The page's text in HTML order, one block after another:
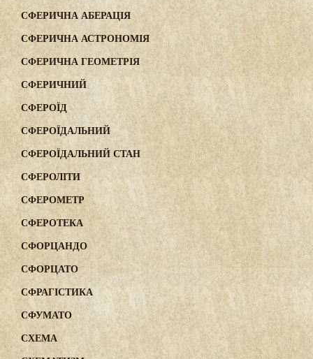
СФЕРИЧНА АБЕРАЦІЯ
СФЕРИЧНА АСТРОНОМІЯ
СФЕРИЧНА ГЕОМЕТРІЯ
СФЕРИЧНИЙ
СФЕРОЇД
СФЕРОЇДАЛЬНИЙ
СФЕРОЇДАЛЬНИЙ СТАН
СФЕРОЛІТИ
СФЕРОМЕТР
СФЕРОТЕКА
СФОРЦАНДО
СФОРЦАТО
СФРАГІСТИКА
СФУМАТО
СХЕМА